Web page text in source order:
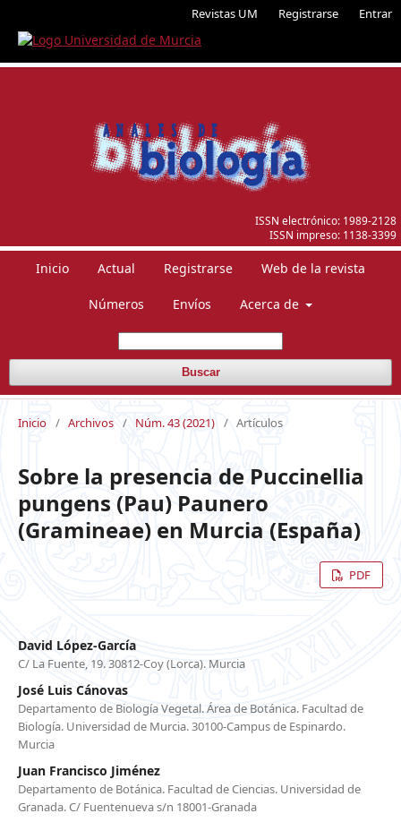
Revistas UM Registrarse Entrar
ISSN electrónico: 1989-2128
ISSN impreso: 1138-3399
Inicio Actual Registrarse Web de la revista
Números Envíos Acerca de
Buscar
Inicio / Archivos / Núm. 43 (2021) / Artículos
Sobre la presencia de Puccinellia
pungens (Pau) Paunero
(Gramineae) en Murcia (España)
PDF
David López-García
C/ La Fuente, 19. 30812-Coy (Lorca). Murcia
José Luis Cánovas
Departamento de Biología Vegetal. Área de Botánica. Facultad de
Biología. Universidad de Murcia. 30100-Campus de Espinardo.
Murcia
Juan Francisco Jiménez
Departamento de Botánica. Facultad de Ciencias. Universidad de
Granada. C/ Fuentenueva s/n 18001-Granada